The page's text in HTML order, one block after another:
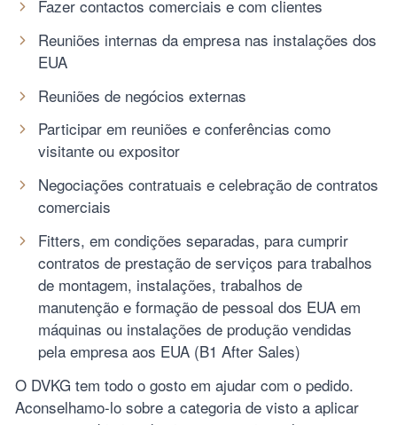
Fazer contactos comerciais e com clientes
Reuniões internas da empresa nas instalações dos
EUA
Reuniões de negócios externas
Participar em reuniões e conferências como
visitante ou expositor
Negociações contratuais e celebração de contratos
comerciais
Fitters, em condições separadas, para cumprir
contratos de prestação de serviços para trabalhos
de montagem, instalações, trabalhos de
manutenção e formação de pessoal dos EUA em
máquinas ou instalações de produção vendidas
pela empresa aos EUA (B1 After Sales)
O DVKG tem todo o gosto em ajudar com o pedido.
Aconselhamo-lo sobre a categoria de visto a aplicar